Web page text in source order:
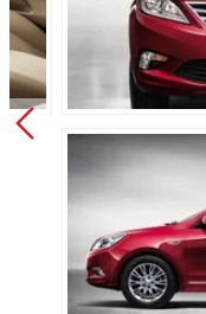
Колёсная база:
Клиренс:
Объём багажника:
Трансмиссия:
Привод:
Передняя
подвеска: